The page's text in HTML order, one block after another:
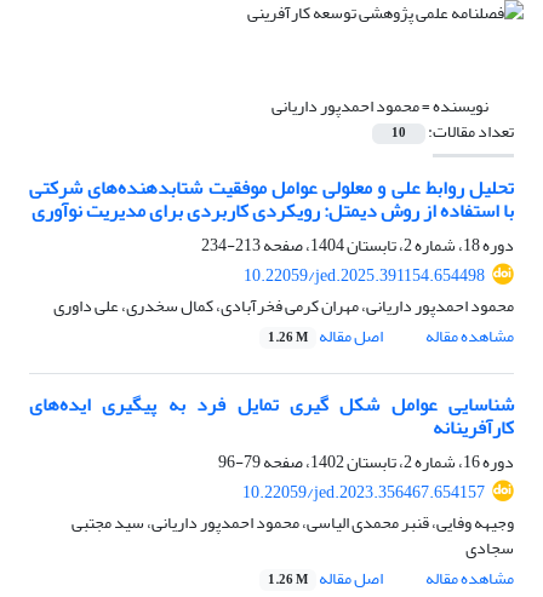
نویسنده =محمود احمدپور داریانی
تعداد مقالات: 10
تحلیل روابط علی و معلولی عوامل موفقیت شتابدهنده‌های شرکتی
با استفاده از روش دیمتل: رویکردی کاربردی برای مدیریت نوآوری
دوره 18، شماره 2، تابستان 1404، صفحه
213-234
10.22059/jed.2025.391154.654498
محمود احمدپور داریانی، مهران کرمی فخرآبادی، کمال سخدری، علی داوری
مشاهده مقاله
اصل مقاله 1.26 M
شناسایی عوامل شکل گیری تمایل فرد به پیگیری ایده‌های
کارآفرینانه
دوره 16، شماره 2، تابستان 1402، صفحه
79-96
10.22059/jed.2023.356467.654157
وجیهه وفایی، قنبر محمدی الیاسی، محمود احمدپور داریانی، سید مجتبی
سجادی
مشاهده مقاله
اصل مقاله 1.26 M